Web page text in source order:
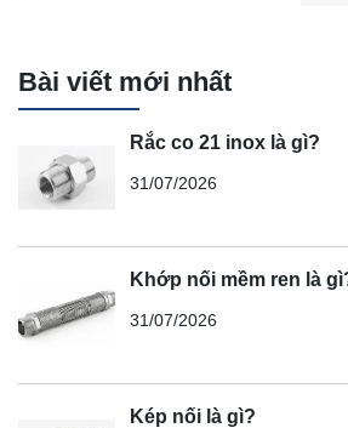
Bài viết mới nhất
Rắc co 21 inox là gì?
31/07/2026
Khớp nối mềm ren là
31/07/2026
Kép nối là gì?